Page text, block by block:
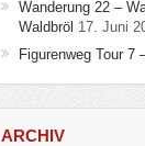
Wanderung 22 –
Waldbröl 17. Juni
Figurenweg Tour 7
ARCHIV